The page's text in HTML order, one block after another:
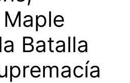
Batalla